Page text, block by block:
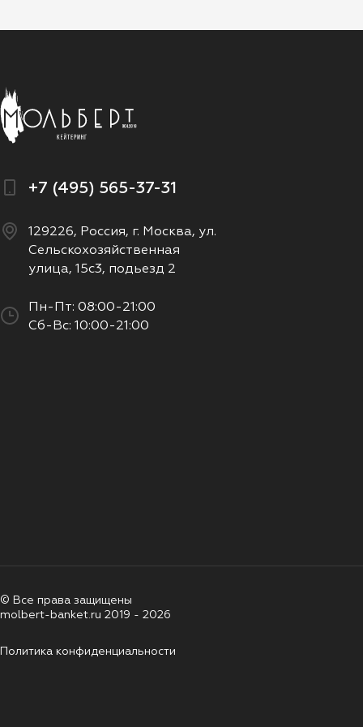
+7 (495) 565-37-31
129226, Россия, г. Москва, ул.
Сельскохозяйственная
улица, 15с3, подьезд 2
Пн-Пт: 08:00-21:00
Сб-Вс: 10:00-21:00
© Все права защищены
molbert-banket.ru 2019 - 2026
Политика конфиденциальности